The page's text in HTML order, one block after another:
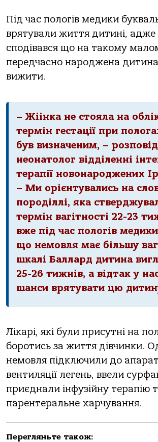
Під час пологів медики
врятували життя дитині, адже
сподівався що на такому
передчасно народжена
вижити.
– Жіінка не стояла на
термін гестації при
був визначеним, –
неонатолог відділенні
терапії новонароджених
– Ми орієнтувались на
породіллі, яка
термін вагітності 22-23
вже під час пологів
що немовля має більшу
шкалі Баллард дитина
25-26 тижнів, а відтак у
шанси врятувати цю
Лікарі, які були присутні на
боротись за життя дівчинки.
немовля підключили до
вентиляції легень, ввели
приєднали інфузійну терапію
парентеральне харчування.
Перегляньте також: